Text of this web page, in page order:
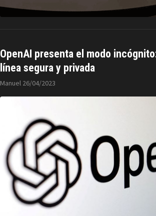
OpenAI presenta el modo
línea segura y privada
Manuel 26/04/2023